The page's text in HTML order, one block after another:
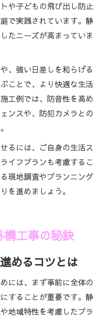
や子どもの飛び出し防止
で実践されています。静
たニーズが高まっていま
、強い日差しを和らげる
ことで、より快適な生活
工例では、防音性を高め
ンスや、防犯カメラとの
るには、ご自身の生活ス
イフプランも考慮するこ
現地調査やプランニング
を進めましょう。
構工事の秘訣
めるコツとは
には、まず事前に全体の
することが重要です。静
地域特性を考慮したプラ